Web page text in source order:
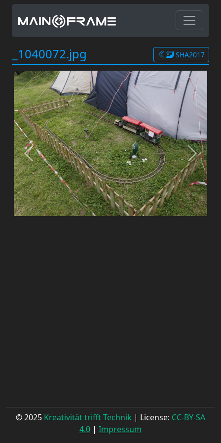
_1040072.jpg SHA2017
© 2025 Kreativität trifft Technik | License: CC-BY-SA
4.0 | Impressum